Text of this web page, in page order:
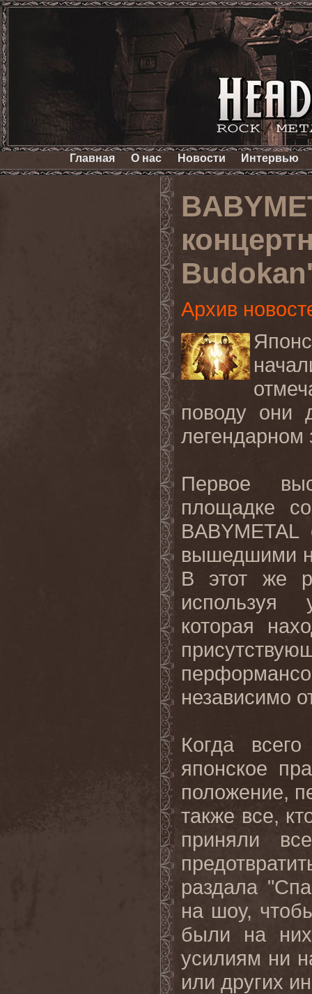
Главная О нас Новости Интервью
Архив
поводу они
легендарном
Первое
площадке
BABYMETAL
вышедшими
В этот же
используя
которая
независимо
Когда
японское
положение,
также все,
приняли
раздала
на шоу,
были на них
усилиям ни
или других